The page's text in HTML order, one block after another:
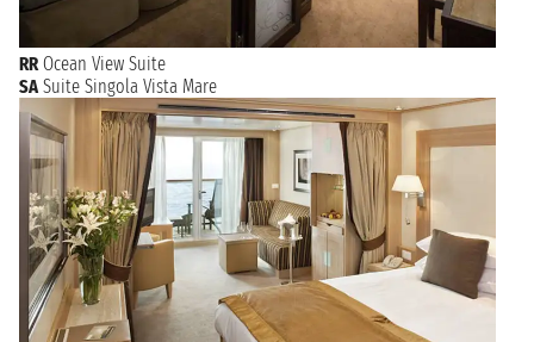
RR Ocean View Suite
SA Suite Singola Vista Mare